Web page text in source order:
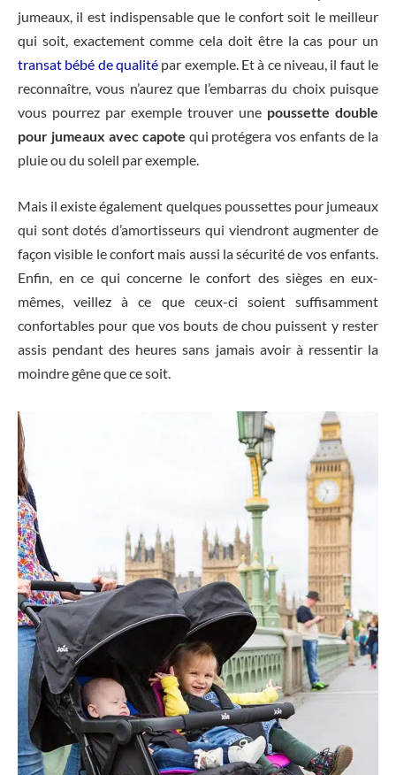
jumeaux, il est indispensable que le confort soit le meilleur
qui soit, exactement comme cela doit être la cas pour un
transat bébé de qualité par exemple. Et à ce niveau, il faut le
reconnaître, vous n’aurez que l’embarras du choix puisque
vous pourrez par exemple trouver une poussette double
pour jumeaux avec capote qui protégera vos enfants de la
pluie ou du soleil par exemple.
Mais il existe également quelques poussettes pour jumeaux
qui sont dotés d’amortisseurs qui viendront augmenter de
façon visible le confort mais aussi la sécurité de vos enfants.
Enfin, en ce qui concerne le confort des sièges en eux-
mêmes, veillez à ce que ceux-ci soient suffisamment
confortables pour que vos bouts de chou puissent y rester
assis pendant des heures sans jamais avoir à ressentir la
moindre gêne que ce soit.